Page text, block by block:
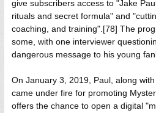
give subscribers access to "Jake
rituals and secret formula" and
coaching, and training".[78] The
some, with one interviewer
dangerous message to his young
On January 3, 2019, Paul, along
came under fire for promoting
offers the chance to open a digital